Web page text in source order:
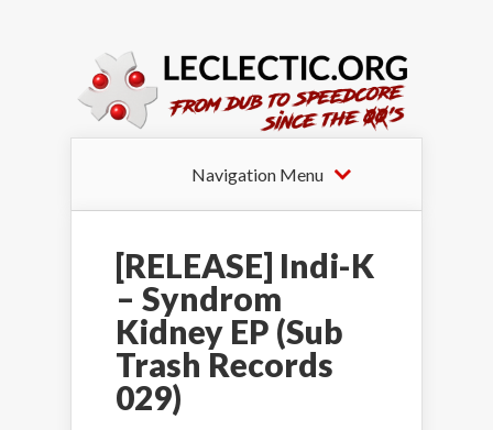
Navigation Menu
[RELEASE] Indi-K
– Syndrom
Kidney EP (Sub
Trash Records
029)